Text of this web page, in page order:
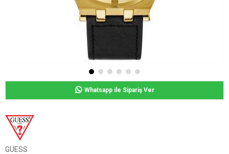
Whatsapp ile Sipariş Ver
GUESS